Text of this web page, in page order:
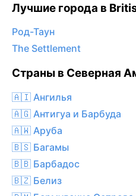
Лучшие города в
Род-Таун
The Settlement
Страны в Северная
🇦🇮 Ангилья
🇦🇬 Антигуа и Барбуда
🇦🇼 Аруба
🇧🇸 Багамы
🇧🇧 Барбадос
🇧🇿 Белиз